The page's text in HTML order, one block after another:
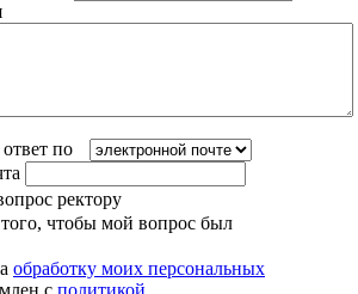
по
ректору
чтобы мой вопрос был
обработку моих персональных